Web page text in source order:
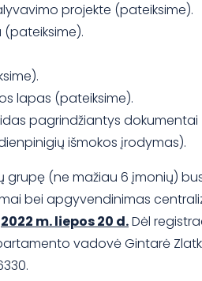
projekte (pateiksime).
(pateiksime).
lapas (pateiksime).
pagrindžiantys dokumentai
išmokos įrodymas).
grupę (ne mažiau 6 įmonių)
bei apgyvendinimas
2022 m. liepos 20 d.Dėl
vadovė Gintarė